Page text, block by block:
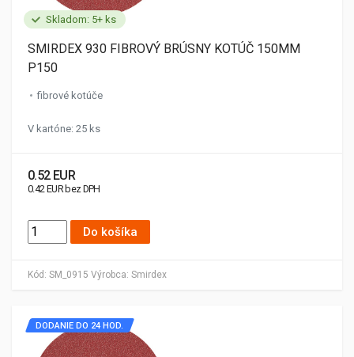
Skladom: 5+ ks
Kód: SM_0915 Výrobca: Smirdex
SMIRDEX 930 FIBROVÝ BRÚSNY KOTÚČ 150MM
P150
fibrové kotúče
V kartóne: 25 ks
0.52 EUR
0.42 EUR bez DPH
Do košíka
DODANIE DO 24 HOD.